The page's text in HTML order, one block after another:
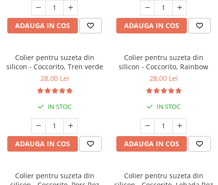
ADAUGA IN COS ADAUGA IN COS
Colier pentru suzeta din
silicon - Coccorito, Tren verde
28,00 Lei
IN STOC
ADAUGA IN COS
Colier pentru suzeta din
silicon - Coccorito, Rainbow
28,00 Lei
IN STOC
ADAUGA IN COS
Colier pentru suzeta din
Colier pentru suzeta din